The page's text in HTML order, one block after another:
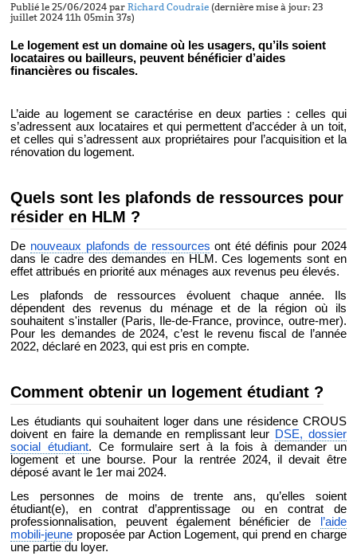
Publié le 25/06/2024 parRichard Coudraie (dernière mise à jour: 23
juillet 2024 11h 05min 37s)
Le logement est un domaine où les usagers, qu’ils soient
locataires ou bailleurs, peuvent bénéficier d’aides
financières ou fiscales.
L’aide au logement se caractérise en deux parties : celles qui
s’adressent aux locataires et qui permettent d’accéder à un toit,
et celles qui s’adressent aux propriétaires pour l’acquisition et la
rénovation du logement.
Quels sont les plafonds de ressources pour
résider en HLM ?
De nouveaux plafonds de ressources ont été définis pour 2024
dans le cadre des demandes en HLM. Ces logements sont en
effet attribués en priorité aux ménages aux revenus peu élevés.
Les plafonds de ressources évoluent chaque année. Ils
dépendent des revenus du ménage et de la région où ils
souhaitent s'installer (Paris, Ile-de-France, province, outre-mer).
Pour les demandes de 2024, c’est le revenu fiscal de l’année
2022, déclaré en 2023, qui est pris en compte.
Comment obtenir un logement étudiant ?
Les étudiants qui souhaitent loger dans une résidence CROUS
doivent en faire la demande en remplissant leur DSE, dossier
social étudiant. Ce formulaire sert à la fois à demander un
logement et une bourse. Pour la rentrée 2024, il devait être
déposé avant le 1er mai 2024.
Les personnes de moins de trente ans, qu’elles soient
étudiant(e), en contrat d’apprentissage ou en contrat de
professionnalisation, peuvent également bénéficier de
l’aide
mobili-jeune proposée par Action Logement, qui prend en charge
une partie du loyer.